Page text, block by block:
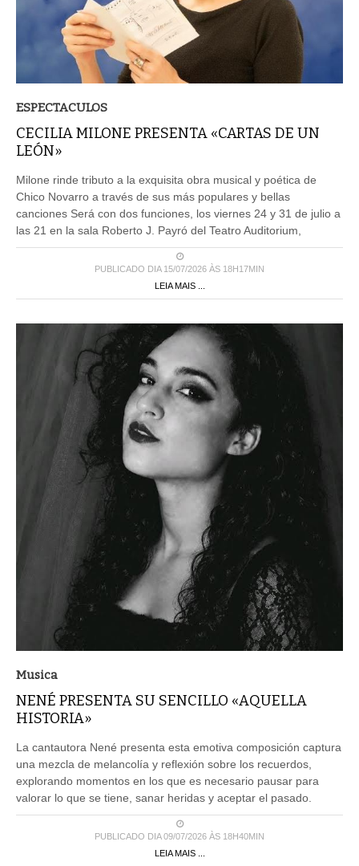
ESPECTACULOS
CECILIA MILONE PRESENTA «CARTAS DE UN
LEÓN»
Milone rinde tributo a la exquisita obra musical y poética de
Chico Novarro a través de sus más populares y bellas
canciones Será con dos funciones, los viernes 24 y 31 de julio a
las 21 en la sala Roberto J. Payró del Teatro Auditorium,
PUBLICADO DIA 15/07/2026 ÀS 18H17MIN
LEIA MAIS ...
Musica
NENÉ PRESENTA SU SENCILLO «AQUELLA
HISTORIA»
La cantautora Nené presenta esta emotiva composición captura
una mezcla de melancolía y reflexión sobre los recuerdos,
explorando momentos en los que es necesario pausar para
valorar lo que se tiene, sanar heridas y aceptar el pasado.
PUBLICADO DIA 09/07/2026 ÀS 18H40MIN
LEIA MAIS ...